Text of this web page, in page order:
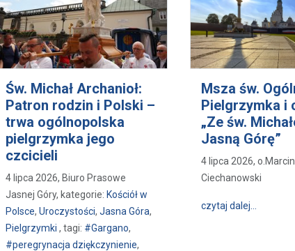
Pielgrzymka i czuwanie „Ze św. Michałem na Jasną Górę”
Św. Michał Archanioł:
Patron rodzin i Polski –
trwa ogólnopolska
pielgrzymka jego
czcicieli
4 lipca 2026, Biuro Prasowe
Jasnej Góry, kategorie: Kościół w
Polsce, Uroczystości, Jasna Góra,
Pielgrzymki , tagi: #Gargano,
#peregrynacja dziękczynienie,
Msza św.
Pielgrzymka i
„Ze św.
Jasną Górę”
4 lipca 2026, o.Marcin
Ciechanowski
czytaj dalej…